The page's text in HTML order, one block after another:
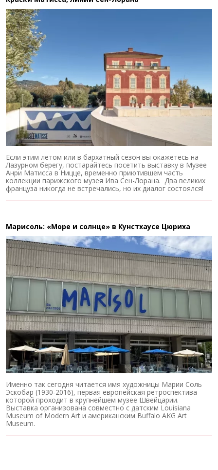
Если этим летом или в бархатный сезон вы окажетесь на
Лазурном берегу, постарайтесь посетить выставку в Музее
Анри Матисса в Ницце, временно приютившем часть
коллекции парижского музея Ива Сен-Лорана. Два великих
француза никогда не встречались, но их диалог состоялся!
Марисоль: «Море и солнце» в Кунстхаусе Цюриха
Именно так сегодня читается имя художницы Марии Соль
Эскобар (1930-2016), первая европейская ретроспектива
которой проходит в крупнейшем музее Швейцарии.
Выставка организована совместно с датским Louisiana
Museum of Modern Art и американским Buffalo AKG Art
Museum.